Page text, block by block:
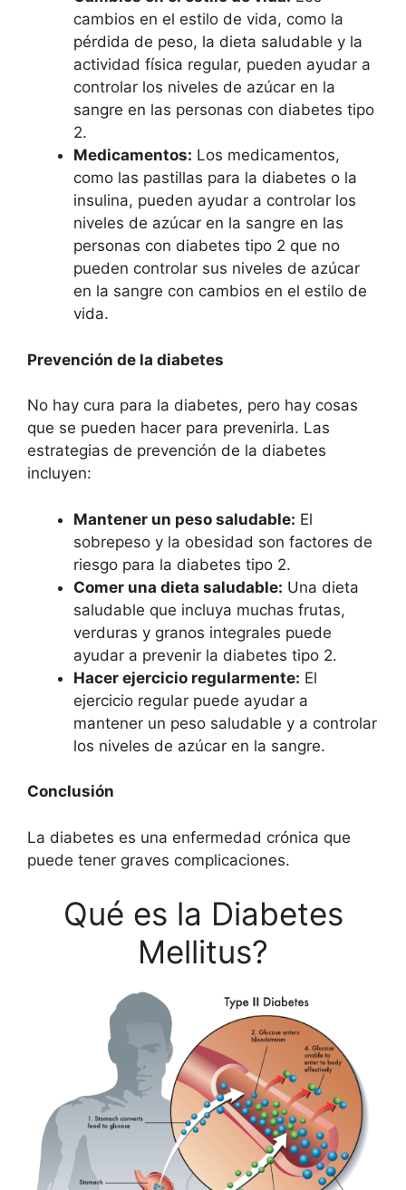
cambios en el estilo de vida, como la
pérdida de peso, la dieta saludable y la
actividad física regular, pueden ayudar a
controlar los niveles de azúcar en la
sangre en las personas con diabetes tipo
2.
Medicamentos: Los medicamentos,
como las pastillas para la diabetes o la
insulina, pueden ayudar a controlar los
niveles de azúcar en la sangre en las
personas con diabetes tipo 2 que no
pueden controlar sus niveles de azúcar
en la sangre con cambios en el estilo de
vida.
Prevención de la diabetes
No hay cura para la diabetes, pero hay cosas
que se pueden hacer para prevenirla. Las
estrategias de prevención de la diabetes
incluyen:
Mantener un peso saludable: El
sobrepeso y la obesidad son factores de
riesgo para la diabetes tipo 2.
Comer una dieta saludable: Una dieta
saludable que incluya muchas frutas,
verduras y granos integrales puede
ayudar a prevenir la diabetes tipo 2.
Hacer ejercicio regularmente: El
ejercicio regular puede ayudar a
mantener un peso saludable y a controlar
los niveles de azúcar en la sangre.
Conclusión
La diabetes es una enfermedad crónica que
puede tener graves complicaciones.
Qué es la Diabetes
Mellitus?